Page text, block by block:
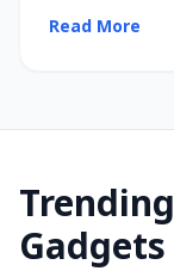
Read More
Trending
Gadgets